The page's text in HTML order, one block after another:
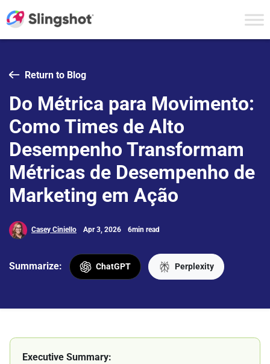
Return to Blog
Do Métrica para Movimento:
Como Times de Alto
Desempenho Transformam
Métricas de Desempenho de
Marketing em Ação
Casey Ciniello Apr 3, 2026 6min read
Summarize: ChatGPT Perplexity
Executive Summary: